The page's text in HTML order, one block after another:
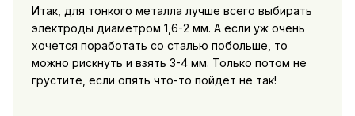
Итак, для тонкого металла лучше всего выбирать
электроды диаметром 1,6-2 мм. А если уж очень
хочется поработать со сталью побольше, то
можно рискнуть и взять 3-4 мм. Только потом не
грустите, если опять что-то пойдет не так!